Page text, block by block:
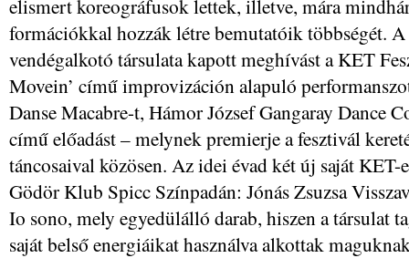
elismert koreográfusok lettek, illetve, mára
formációkkal hozzák létre bemutatóik többségét.
vendégalkotó társulata kapott meghívást a KET
Movein’ című improvizáción alapuló
Danse Macabre-t, Hámor József Gangaray Dance
című előadást – melynek premierje a fesztivál
táncosaival közösen. Az idei évad két új saját KET-
Gödör Klub Spicc Színpadán: Jónás Zsuzsa
Io sono, mely egyedülálló darab, hiszen a társulat
saját belső energiáikat használva alkottak